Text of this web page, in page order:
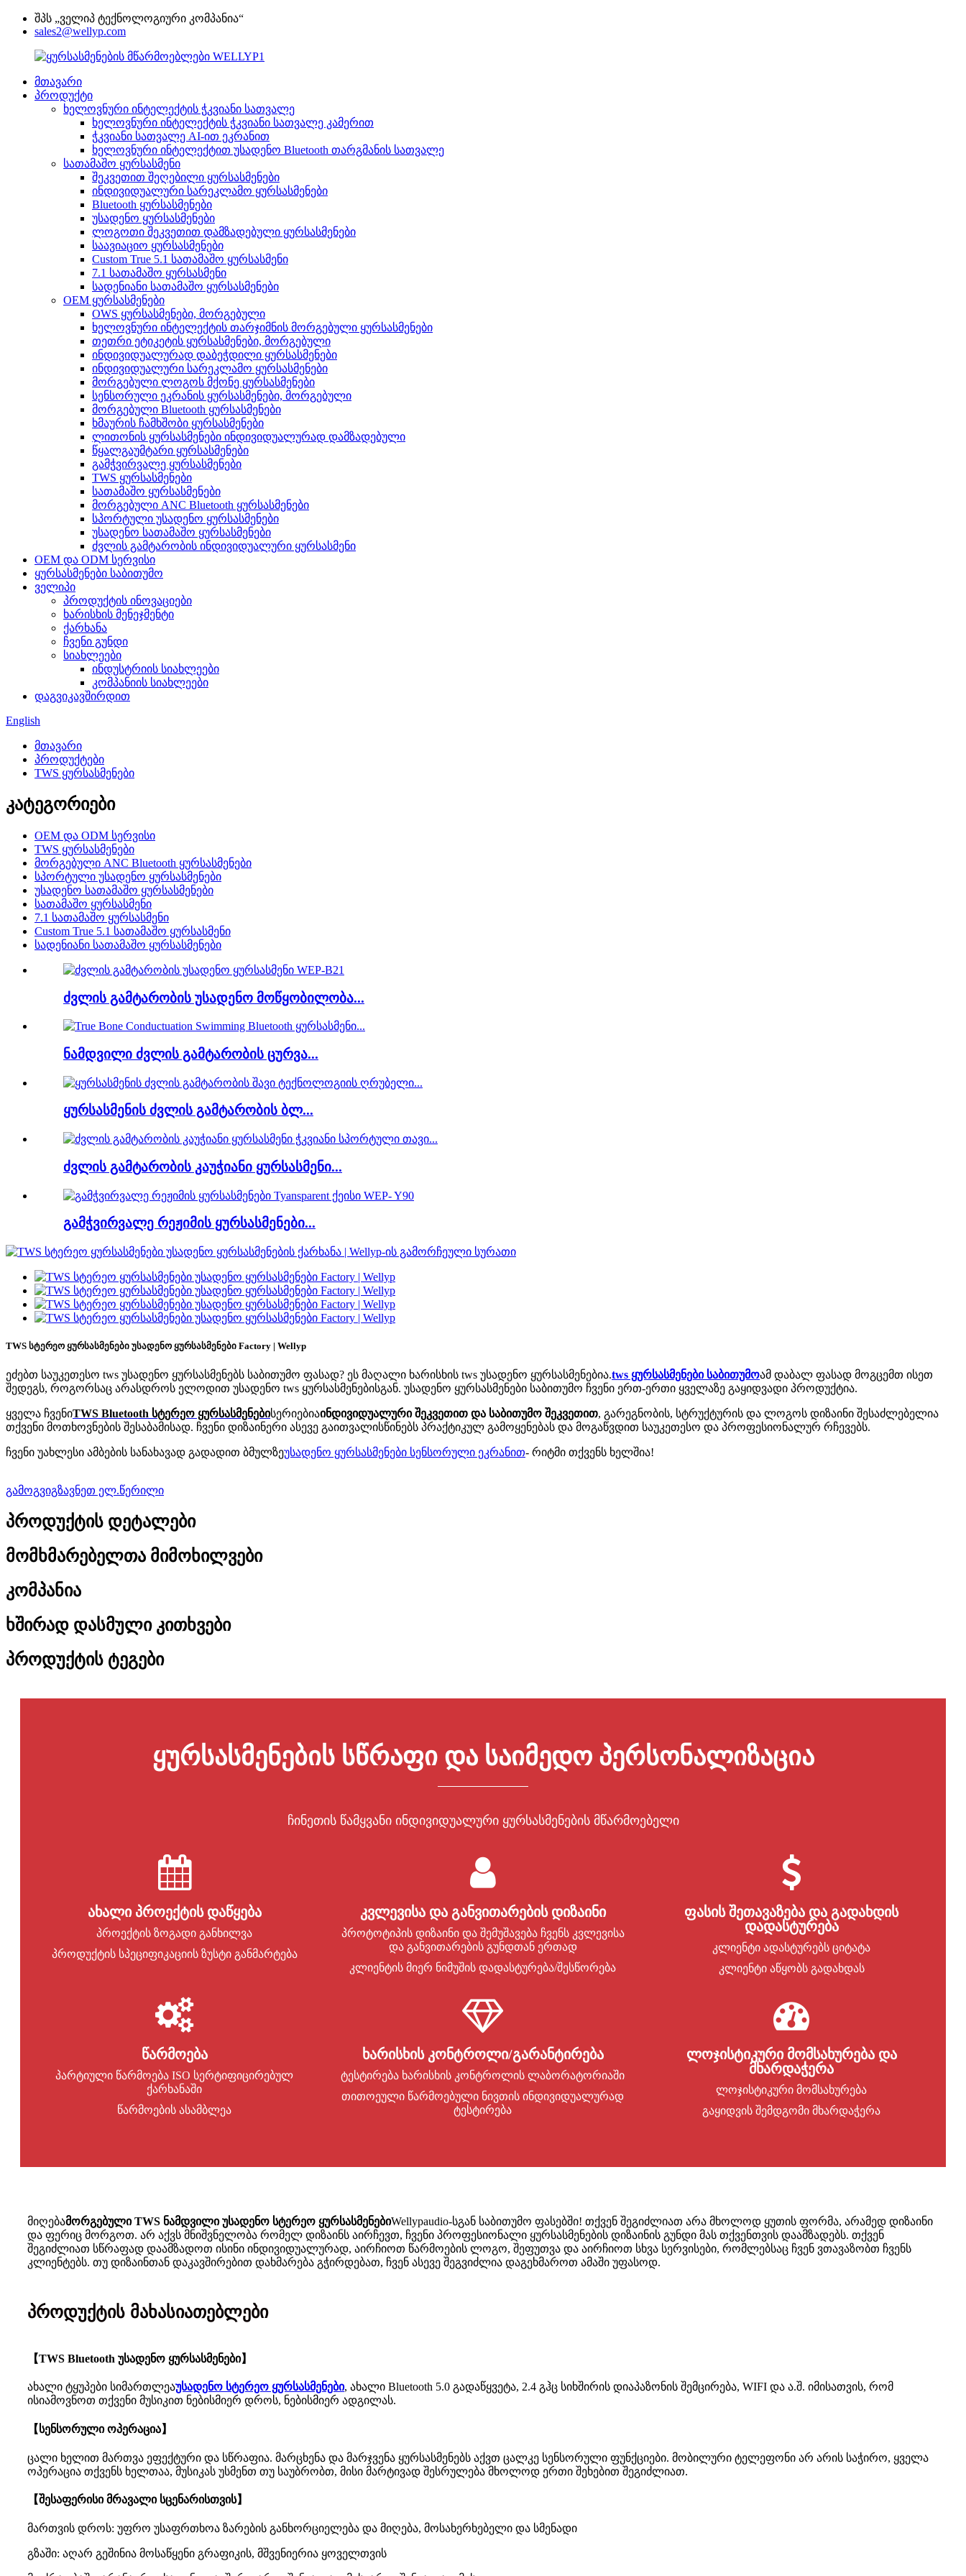
შპს „ველიპ ტექნოლოგიური კომპანია“
sales2@wellyp.com
მთავარი
პროდუქტი
ხელოვნური ინტელექტის ჭკვიანი სათვალე
ხელოვნური ინტელექტის ჭკვიანი სათვალე კამერით
ჭკვიანი სათვალე AI-ით ეკრანით
ხელოვნური ინტელექტით უსადენო Bluetooth თარგმანის სათვალე
სათამაშო ყურსასმენი
შეკვეთით შეღებილი ყურსასმენები
ინდივიდუალური სარეკლამო ყურსასმენები
Bluetooth ყურსასმენები
უსადენო ყურსასმენები
ლოგოთი შეკვეთით დამზადებული ყურსასმენები
საავიაციო ყურსასმენები
Custom True 5.1 სათამაშო ყურსასმენი
7.1 სათამაშო ყურსასმენი
სადენიანი სათამაშო ყურსასმენები
OEM ყურსასმენები
OWS ყურსასმენები, მორგებული
ხელოვნური ინტელექტის თარჯიმნის მორგებული ყურსასმენები
თეთრი ეტიკეტის ყურსასმენები, მორგებული
ინდივიდუალურად დაბეჭდილი ყურსასმენები
ინდივიდუალური სარეკლამო ყურსასმენები
მორგებული ლოგოს მქონე ყურსასმენები
სენსორული ეკრანის ყურსასმენები, მორგებული
მორგებული Bluetooth ყურსასმენები
ხმაურის ჩამხშობი ყურსასმენები
ლითონის ყურსასმენები ინდივიდუალურად დამზადებული
წყალგაუმტარი ყურსასმენები
გამჭვირვალე ყურსასმენები
TWS ყურსასმენები
სათამაშო ყურსასმენები
მორგებული ANC Bluetooth ყურსასმენები
სპორტული უსადენო ყურსასმენები
უსადენო სათამაშო ყურსასმენები
ძვლის გამტარობის ინდივიდუალური ყურსასმენი
OEM და ODM სერვისი
ყურსასმენები საბითუმო
ველიპი
პროდუქტის ინოვაციები
ხარისხის მენეჯმენტი
ქარხანა
ჩვენი გუნდი
სიახლეები
ინდუსტრიის სიახლეები
კომპანიის სიახლეები
დაგვიკავშირდით
English
მთავარი
პროდუქტები
TWS ყურსასმენები
კატეგორიები
OEM და ODM სერვისი
TWS ყურსასმენები
მორგებული ANC Bluetooth ყურსასმენები
სპორტული უსადენო ყურსასმენები
უსადენო სათამაშო ყურსასმენები
სათამაშო ყურსასმენი
7.1 სათამაშო ყურსასმენი
Custom True 5.1 სათამაშო ყურსასმენი
სადენიანი სათამაშო ყურსასმენები
ძვლის გამტარობის უსადენო მოწყობილობა...
ნამდვილი ძვლის გამტარობის ცურვა...
ყურსასმენის ძვლის გამტარობის ბლ...
ძვლის გამტარობის კაუჭიანი ყურსასმენი...
გამჭვირვალე რეჟიმის ყურსასმენები...
TWS სტერეო ყურსასმენები უსადენო ყურსასმენები Factory | Wellyp
ეძებთ საუკეთესო tws უსადენო ყურსასმენებს საბითუმო ფასად? ეს მაღალი ხარისხის tws უსადენო ყურსასმენებია.tws ყურსასმენები საბითუმოამ დაბალ ფასად მოგცემთ ისეთ
შედეგს, როგორსაც არასდროს ელოდით უსადენო tws ყურსასმენებისგან. უსადენო ყურსასმენები საბითუმო ჩვენი ერთ-ერთი ყველაზე გაყიდვადი პროდუქტია.
ყველა ჩვენიTWS Bluetooth სტერეო ყურსასმენებისერიებიაინდივიდუალური შეკვეთით და საბითუმო შეკვეთით, გარეგნობის, სტრუქტურის და ლოგოს დიზაინი შესაძლებელია
თქვენი მოთხოვნების შესაბამისად. ჩვენი დიზაინერი ასევე გაითვალისწინებს პრაქტიკულ გამოყენებას და მოგაწვდით საუკეთესო და პროფესიონალურ რჩევებს.
ჩვენი უახლესი ამბების სანახავად გადადით ბმულზეუსადენო ყურსასმენები სენსორული ეკრანით- რიტმი თქვენს ხელშია!
გამოგვიგზავნეთ ელ.წერილი
პროდუქტის დეტალები
მომხმარებელთა მიმოხილვები
კომპანია
ხშირად დასმული კითხვები
პროდუქტის ტეგები
ყურსასმენების სწრაფი და საიმედო პერსონალიზაცია
ჩინეთის წამყვანი ინდივიდუალური ყურსასმენების მწარმოებელი
ახალი პროექტის დაწყება
პროექტის ზოგადი განხილვა
პროდუქტის სპეციფიკაციის ზუსტი განმარტება
კვლევისა და განვითარების დიზაინი
პროტოტიპის დიზაინი და შემუშავება ჩვენს კვლევისა
და განვითარების გუნდთან ერთად
კლიენტის მიერ ნიმუშის დადასტურება/შესწორება
ფასის შეთავაზება და გადახდის
დადასტურება
კლიენტი ადასტურებს ციტატა
კლიენტი აწყობს გადახდას
წარმოება
პარტიული წარმოება ISO სერტიფიცირებულ
ქარხანაში
წარმოების ასამბლეა
ხარისხის კონტროლი/გარანტირება
ტესტირება ხარისხის კონტროლის ლაბორატორიაში
თითოეული წარმოებული ნივთის ინდივიდუალურად
ტესტირება
ლოჯისტიკური მომსახურება და
მხარდაჭერა
ლოჯისტიკური მომსახურება
გაყიდვის შემდგომი მხარდაჭერა
მიღებამორგებული TWS ნამდვილი უსადენო სტერეო ყურსასმენებიWellypaudio-სგან საბითუმო ფასებში! თქვენ შეგიძლიათ არა მხოლოდ ყუთის ფორმა, არამედ დიზაინი
და ფერიც მორგოთ. არ აქვს მნიშვნელობა რომელ დიზაინს აირჩევთ, ჩვენი პროფესიონალი ყურსასმენების დიზაინის გუნდი მას თქვენთვის დაამზადებს. თქვენ
შეგიძლიათ სწრაფად დაამზადოთ ისინი ინდივიდუალურად, აირჩიოთ წარმოების ლოგო, შეფუთვა და აირჩიოთ სხვა სერვისები, რომლებსაც ჩვენ ვთავაზობთ ჩვენს
კლიენტებს. თუ დიზაინთან დაკავშირებით დახმარება გჭირდებათ, ჩვენ ასევე შეგვიძლია დაგეხმაროთ ამაში უფასოდ.
პროდუქტის მახასიათებლები
【TWS Bluetooth უსადენო ყურსასმენები】
ახალი ტყუპები სიმართლეაუსადენო სტერეო ყურსასმენები, ახალი Bluetooth 5.0 გადაწყვეტა, 2.4 გჰც სიხშირის დიაპაზონის შემცირება, WIFI და ა.შ. იმისათვის, რომ
ისიამოვნოთ თქვენი მუსიკით ნებისმიერ დროს, ნებისმიერ ადგილას.
【სენსორული ოპერაცია】
ცალი ხელით მართვა ეფექტური და სწრაფია. მარცხენა და მარჯვენა ყურსასმენებს აქვთ ცალკე სენსორული ფუნქციები. მობილური ტელეფონი არ არის საჭირო, ყველა
ოპერაცია თქვენს ხელთაა, მუსიკას უსმენთ თუ საუბრობთ, მისი მარტივად შესრულება მხოლოდ ერთი შეხებით შეგიძლიათ.
【შესაფერისი მრავალი სცენარისთვის】
მართვის დროს: უფრო უსაფრთხოა ზარების განხორციელება და მიღება, მოსახერხებელი და სმენადი
გზაში: აღარ გეშინია მოსაწყენი გრაფიკის, მშვენიერია ყოველთვის